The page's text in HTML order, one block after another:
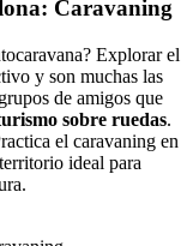
Caravaning
Explorar el
y son muchas las
de amigos que
sobre ruedas.
el caravaning en
ideal para